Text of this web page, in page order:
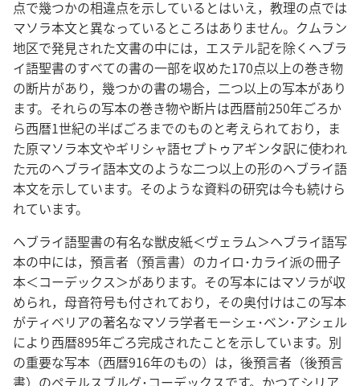
点で幾つかの相違点を示しているとはいえ，教理の点では
マソラ本文と異なっているところはありません。クムラン
地区で発見された文書の中には，エステル記を除くヘブラ
イ語聖書のすべての書の一部を収めた170点以上の巻き物
の断片があり，幾つかの書の場合，二つ以上の写本があり
ます。それらの写本の巻き物や断片は西暦前250年ごろか
ら西暦1世紀の半ばごろまでのものと考えられており，ま
た原マソラ本文やギリシャ語セプトゥアギンタ訳に使われ
た元のヘブライ語本文のような二つ以上の形のヘブライ語
本文を示しています。そのような資料の研究は今も続けら
れています。
ヘブライ語聖書の有名な獣皮紙＜ヴェラム＞ヘブライ語写
本の中には，預言者（預言書）のカイロ･カライ派の冊子
本＜コーデックス＞があります。その写本にはマソラが収
められ，母音符号も付されており，その奥付けはこの写本
がティベリアの著名なマソラ学者モーシェ･ベン･アシェル
により西暦895年ごろ完成されたことを示しています。別
の重要な写本（西暦916年のもの）は，後預言者（後預言
書）のペテルスブルグ･コーデックスです。かつてシリア